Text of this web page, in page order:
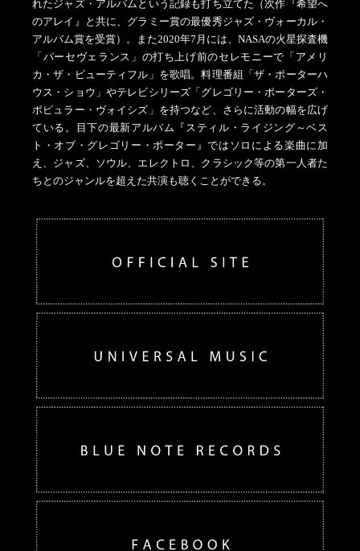
れたジャズ・アルバムという記録も打ち立てた（次作『希望へ
のアレイ』と共に、グラミー賞の最優秀ジャズ・ヴォーカル・
アルバム賞を受賞）。また2020年7月には、NASAの火星探査機
「パーセヴェランス」の打ち上げ前のセレモニーで「アメリ
カ・ザ・ビューティフル」を歌唱。料理番組「ザ・ポーターハ
ウス・ショウ」やテレビシリーズ「グレゴリー・ポーターズ・
ポピュラー・ヴォイシズ」を持つなど、さらに活動の幅を広げ
ている。目下の最新アルバム『スティル・ライジング～ベス
ト・オブ・グレゴリー・ポーター』ではソロによる楽曲に加
え、ジャズ、ソウル、エレクトロ、クラシック等の第一人者た
ちとのジャンルを超えた共演も聴くことができる。